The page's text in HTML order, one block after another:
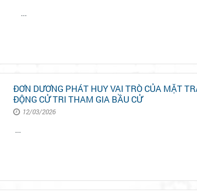
...
ĐƠN DƯƠNG PHÁT HUY VAI TRÒ CỦA MẶT
ĐỘNG CỬ TRI THAM GIA BẦU CỬ
12/03/2026
...